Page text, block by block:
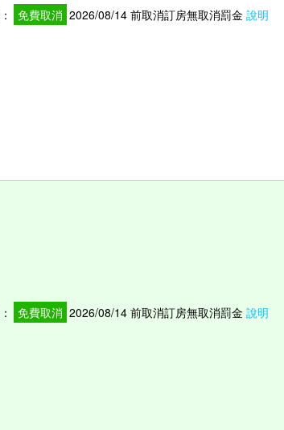
： 免費取消 2026/08/14 前取消訂房無取消罰金 說明
： 免費取消 2026/08/14 前取消訂房無取消罰金 說明